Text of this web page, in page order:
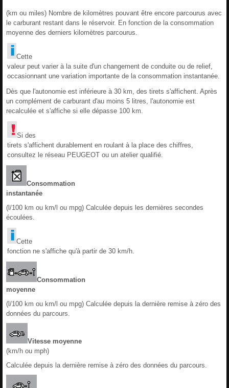
(km ou miles) Nombre de kilomètres pouvant être encore parcourus avec
le carburant restant dans le réservoir. En fonction de la consommation
moyenne des derniers kilomètres parcourus.
Cette
valeur peut varier à la suite d'un changement de conduite ou de relief,
occasionnant une variation importante de la consommation instantanée.
Dès que l'autonomie est inférieure à 30 km, des tirets s'affichent. Après
un complément de carburant d'au moins 5 litres, l'autonomie est
recalculée et s'affiche si elle dépasse 100 km.
Si des
tirets s'affichent durablement en roulant à la place des chiffres,
consultez le réseau PEUGEOT ou un atelier qualifié.
Consommation
instantanée
(l/100 km ou km/l ou mpg) Calculée depuis les dernières secondes
écoulées.
Cette
fonction ne s'affiche qu'à partir de 30 km/h.
Consommation
moyenne
(l/100 km ou km/l ou mpg) Calculée depuis la dernière remise à zéro des
données du parcours.
Vitesse moyenne
(km/h ou mph)
Calculée depuis la dernière remise à zéro des données du parcours.